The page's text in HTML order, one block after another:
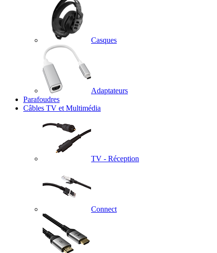
Casques
Adaptateurs
Parafoudres
Câbles TV et Multimédia
TV - Réception
Connect